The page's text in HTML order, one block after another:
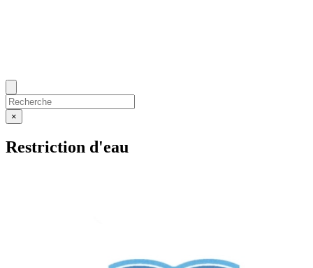
×
Restriction d'eau